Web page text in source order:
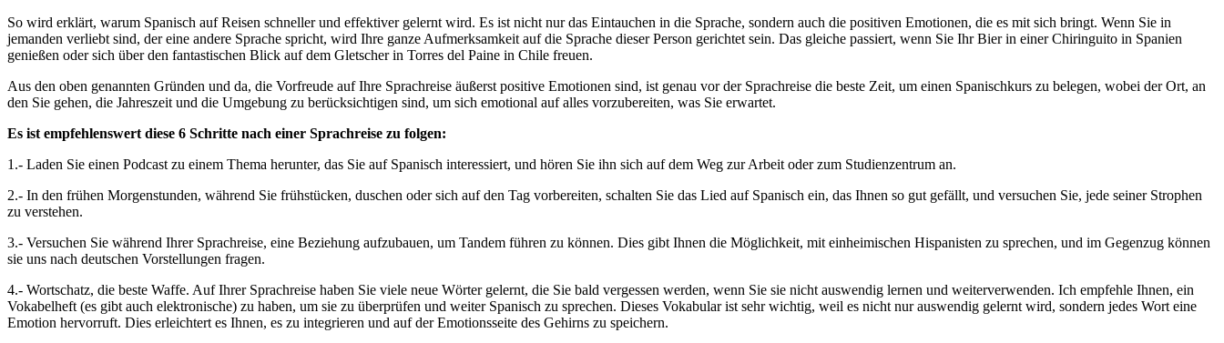
So wird erklärt, warum Spanisch auf Reisen schneller und effektiver gelernt wird. Es ist nicht nur das Eintauchen in die Sprache, sondern auch die positiven Emotionen, die es mit sich bringt. Wenn Sie in
jemanden verliebt sind, der eine andere Sprache spricht, wird Ihre ganze Aufmerksamkeit auf die Sprache dieser Person gerichtet sein. Das gleiche passiert, wenn Sie Ihr Bier in einer Chiringuito in Spanien
genießen oder sich über den fantastischen Blick auf dem Gletscher in Torres del Paine in Chile freuen.
Aus den oben genannten Gründen und da, die Vorfreude auf Ihre Sprachreise äußerst positive Emotionen sind, ist genau vor der Sprachreise die beste Zeit, um einen Spanischkurs zu belegen, wobei der Ort, an
den Sie gehen, die Jahreszeit und die Umgebung zu berücksichtigen sind, um sich emotional auf alles vorzubereiten, was Sie erwartet.
Es ist empfehlenswert diese 6 Schritte nach einer Sprachreise zu folgen:
1.- Laden Sie einen Podcast zu einem Thema herunter, das Sie auf Spanisch interessiert, und hören Sie ihn sich auf dem Weg zur Arbeit oder zum Studienzentrum an.
2.- In den frühen Morgenstunden, während Sie frühstücken, duschen oder sich auf den Tag vorbereiten, schalten Sie das Lied auf Spanisch ein, das Ihnen so gut gefällt, und versuchen Sie, jede seiner Strophen
zu verstehen.
3.- Versuchen Sie während Ihrer Sprachreise, eine Beziehung aufzubauen, um Tandem führen zu können. Dies gibt Ihnen die Möglichkeit, mit einheimischen Hispanisten zu sprechen, und im Gegenzug können
sie uns nach deutschen Vorstellungen fragen.
4.- Wortschatz, die beste Waffe. Auf Ihrer Sprachreise haben Sie viele neue Wörter gelernt, die Sie bald vergessen werden, wenn Sie sie nicht auswendig lernen und weiterverwenden. Ich empfehle Ihnen, ein
Vokabelheft (es gibt auch elektronische) zu haben, um sie zu überprüfen und weiter Spanisch zu sprechen. Dieses Vokabular ist sehr wichtig, weil es nicht nur auswendig gelernt wird, sondern jedes Wort eine
Emotion hervorruft. Dies erleichtert es Ihnen, es zu integrieren und auf der Emotionsseite des Gehirns zu speichern.